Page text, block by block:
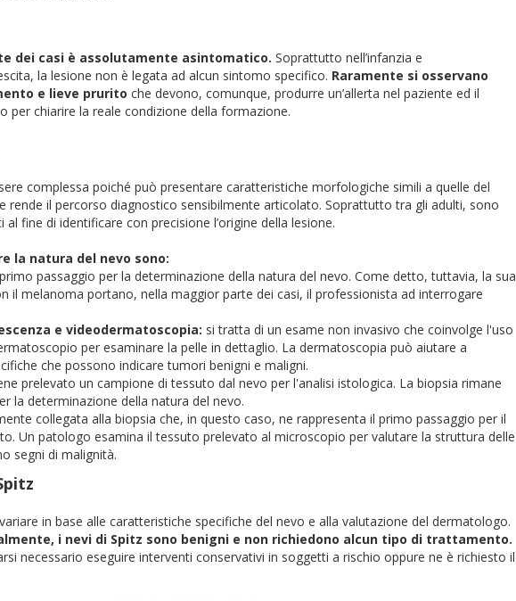
dei casi è assolutamente asintomatico. Soprattutto nell’infanzia e
la lesione non è legata ad alcun sintomo specifico. Raramente si osservano
e lieve prurito che devono, comunque, produrre un’allerta nel paziente ed il
per chiarire la reale condizione della formazione.
complessa poiché può presentare caratteristiche morfologiche simili a quelle del
rende il percorso diagnostico sensibilmente articolato. Soprattutto tra gli adulti, sono
fine di identificare con precisione l’origine della lesione.
la natura del nevo sono:
passaggio per la determinazione della natura del nevo. Come detto, tuttavia, la sua
il melanoma portano, nella maggior parte dei casi, il professionista ad interrogare
e videodermatoscopia: si tratta di un esame non invasivo che coinvolge l'uso
per esaminare la pelle in dettaglio. La dermatoscopia può aiutare a
che possono indicare tumori benigni e maligni.
prelevato un campione di tessuto dal nevo per l'analisi istologica. La biopsia rimane
la determinazione della natura del nevo.
collegata alla biopsia che, in questo caso, ne rappresenta il primo passaggio per il
Un patologo esamina il tessuto prelevato al microscopio per valutare la struttura delle
segni di malignità.
in base alle caratteristiche specifiche del nevo e alla valutazione del dermatologo.
i nevi di Spitz sono benigni e non richiedono alcun tipo di trattamento.
necessario eseguire interventi conservativi in soggetti a rischio oppure ne è richiesto il